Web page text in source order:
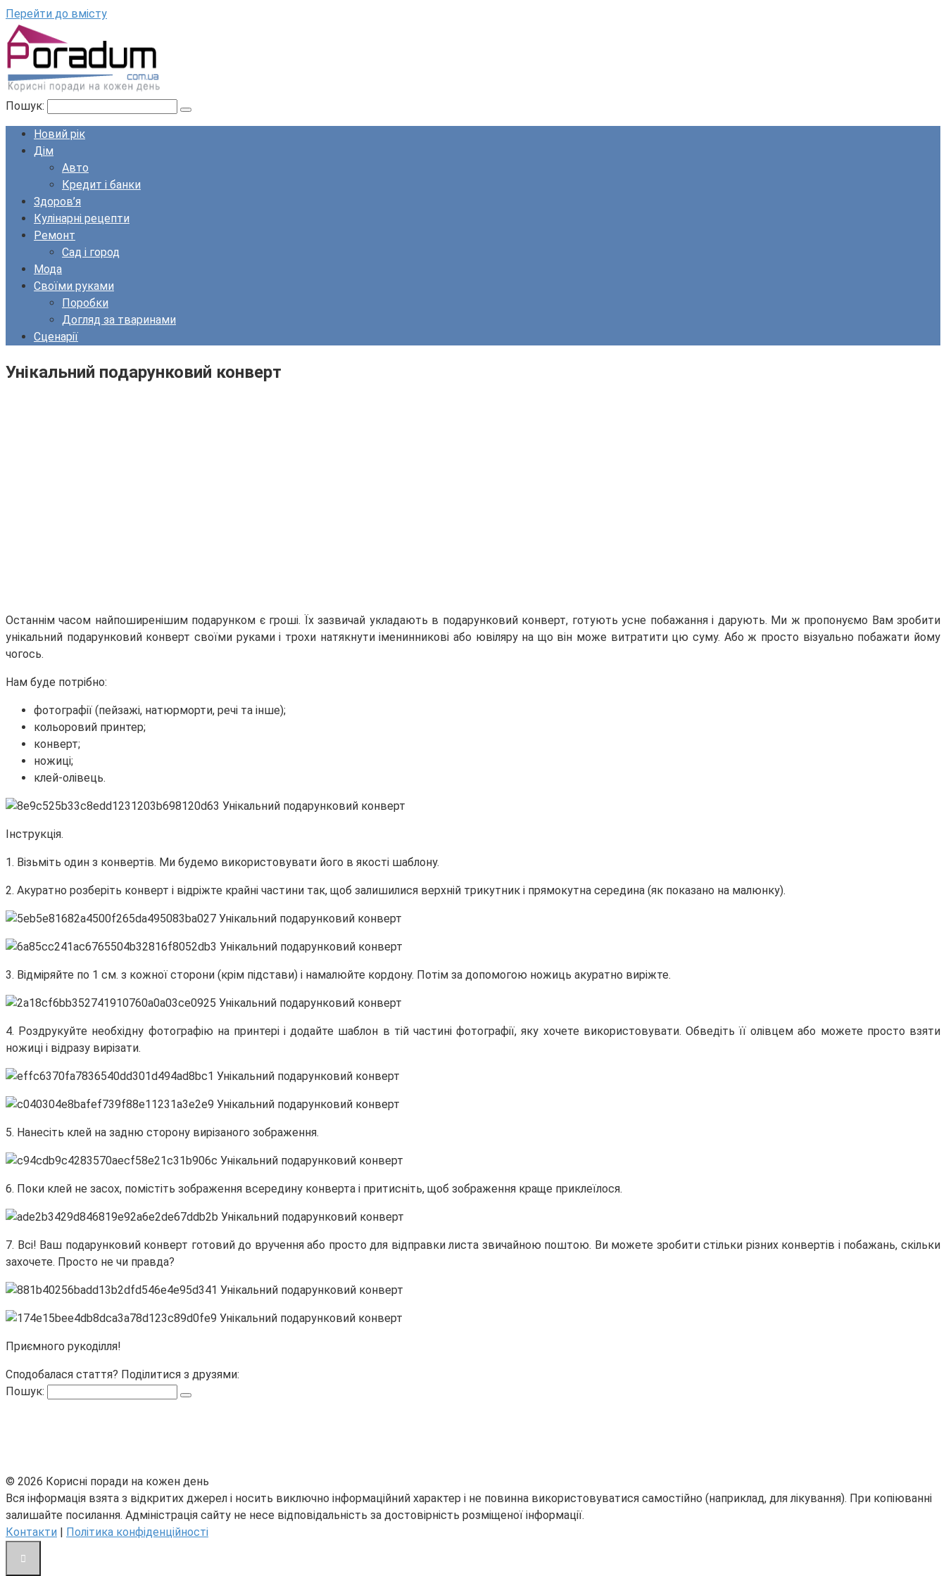
Перейти до вмісту
Пошук:
Новий рік
Дім
Авто
Кредит і банки
Здоров’я
Кулінарні рецепти
Ремонт
Сад і город
Мода
Своїми руками
Поробки
Догляд за тваринами
Сценарії
Унікальний подарунковий конверт
Останнім часом найпоширенішим подарунком є гроші. Їх зазвичай укладають в подарунковий конверт, готують усне побажання і дарують. Ми ж пропонуємо Вам зробити
унікальний подарунковий конверт своїми руками і трохи натякнути іменинникові або ювіляру на що він може витратити цю суму. Або ж просто візуально побажати йому
чогось.
Нам буде потрібно:
фотографії (пейзажі, натюрморти, речі та інше);
кольоровий принтер;
конверт;
ножиці;
клей-олівець.
Інструкція.
1. Візьміть один з конвертів. Ми будемо використовувати його в якості шаблону.
2. Акуратно розберіть конверт і відріжте крайні частини так, щоб залишилися верхній трикутник і прямокутна середина (як показано на малюнку).
3. Відміряйте по 1 см. з кожної сторони (крім підстави) і намалюйте кордону. Потім за допомогою ножиць акуратно виріжте.
4. Роздрукуйте необхідну фотографію на принтері і додайте шаблон в тій частині фотографії, яку хочете використовувати. Обведіть її олівцем або можете просто взяти
ножиці і відразу вирізати.
5. Нанесіть клей на задню сторону вирізаного зображення.
6. Поки клей не засох, помістіть зображення всередину конверта і притисніть, щоб зображення краще приклеїлося.
7. Всі! Ваш подарунковий конверт готовий до вручення або просто для відправки листа звичайною поштою. Ви можете зробити стільки різних конвертів і побажань, скільки
захочете. Просто не чи правда?
Приємного рукоділля!
Сподобалася стаття? Поділитися з друзями:
Пошук:
© 2026 Корисні поради на кожен день
Вся інформація взята з відкритих джерел і носить виключно інформаційний характер і не повинна використовуватися самостійно (наприклад, для лікування). При копіюванні
залишайте посилання. Адміністрація сайту не несе відповідальність за достовірність розміщеної інформації.
Контакти | Політика конфіденційності